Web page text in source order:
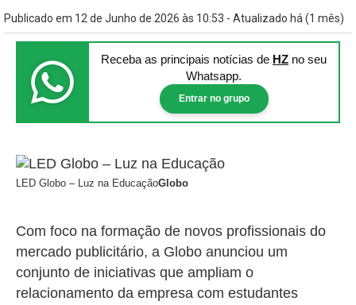
Publicado em 12 de Junho de 2026 às 10:53 - Atualizado há (1 mês)
Receba as principais notícias de HZ no seu
Whatsapp.
Entrar no grupo
LED Globo – Luz na EducaçãoGlobo
Com foco na formação de novos profissionais do
mercado publicitário, a Globo anunciou um
conjunto de iniciativas que ampliam o
relacionamento da empresa com estudantes